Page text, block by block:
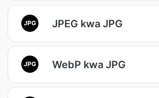
JPG JPEG kwa JPG
JPG WebP kwa JPG